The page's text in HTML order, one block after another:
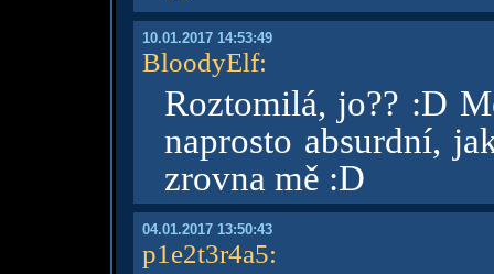
10.01.2017 14:53:49
BloodyElf:
Roztomilá, jo?? :D
naprosto absurdní,
zrovna mě :D
04.01.2017 13:50:43
p1e2t3r4a5: